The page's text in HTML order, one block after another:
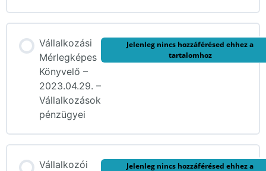
Vállalkozási
Mérlegképes
Könyvelő –
2023.04.29. –
Vállalkozások
pénzügyei
Jelenleg nincs hozzáférésed ehhez a
tartalomhoz
Vállalkozói Jelenleg nincs hozzáférésed ehhez a